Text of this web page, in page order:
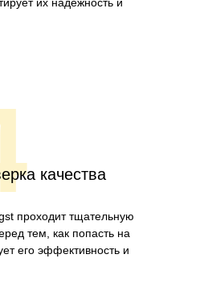
их надежность и
качества
проходит тщательную
тем, как попасть на
его эффективность и